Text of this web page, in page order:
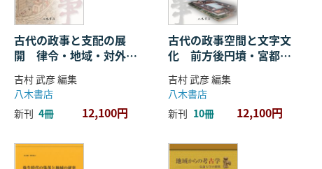
古代の政事と支配の展
開 律令・地域・対外関
係
吉村 武彦 編集
八木書店
新刊 4冊 12,100円
古代の政事空間と文字文
化 前方後円墳・宮都・
ことば
吉村 武彦 編集
八木書店
新刊 10冊 12,100円